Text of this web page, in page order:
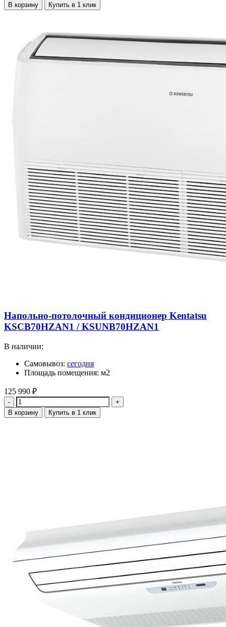
В корзину Купить в 1 клик
Напольно-потолочный кондиционер Kentatsu
KSCB70HZAN1 / KSUNB70HZAN1
В наличии:
Самовывоз: сегодня
Площадь помещения: м2
125 990 ₽
Количество
В корзину Купить в 1 клик